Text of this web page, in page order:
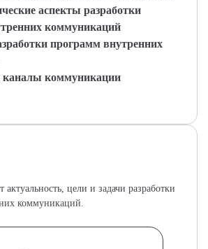
аспекты разработки
коммуникаций
программ внутренних
коммуникации
актуальность, цели и задачи разработки
коммуникаций.